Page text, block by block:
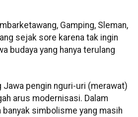
Gamping, Sleman,
sejak sore karena tak ingin
budaya yang hanya terulang
Jawa pengin nguri-uri (merawat)
arus modernisasi. Dalam
banyak simbolisme yang masih